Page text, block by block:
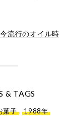
今流行のオイル
& TAGS
菓子,1988年